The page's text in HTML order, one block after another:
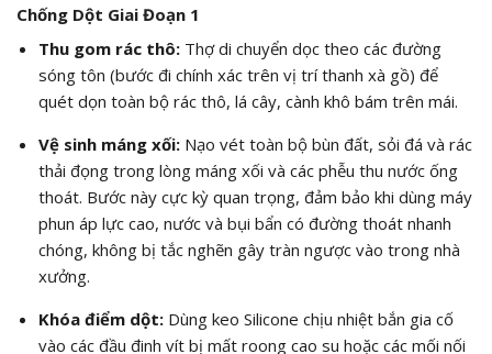
Chống Dột Giai Đoạn 1
Thu gom rác thô:Thợ di chuyển dọc theo các đường
sóng tôn (bước đi chính xác trên vị trí thanh xà gồ) để
quét dọn toàn bộ rác thô, lá cây, cành khô bám trên mái.
Vệ sinh máng xối:Nạo vét toàn bộ bùn đất, sỏi đá và rác
thải đọng trong lòng máng xối và các phễu thu nước ống
thoát. Bước này cực kỳ quan trọng, đảm bảo khi dùng máy
phun áp lực cao, nước và bụi bẩn có đường thoát nhanh
chóng, không bị tắc nghẽn gây tràn ngược vào trong nhà
xưởng.
Khóa điểm dột:Dùng keo Silicone chịu nhiệt bắn gia cố
vào các đầu đinh vít bị mất roong cao su hoặc các mối nối